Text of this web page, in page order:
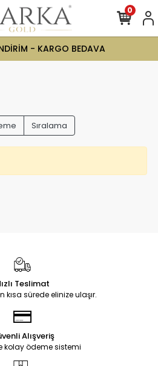
- KARGO BEDAVA
0
Sıralama
Teslimat
kısa sürede elinize ulaşır.
Alışveriş
kolay ödeme sistemi